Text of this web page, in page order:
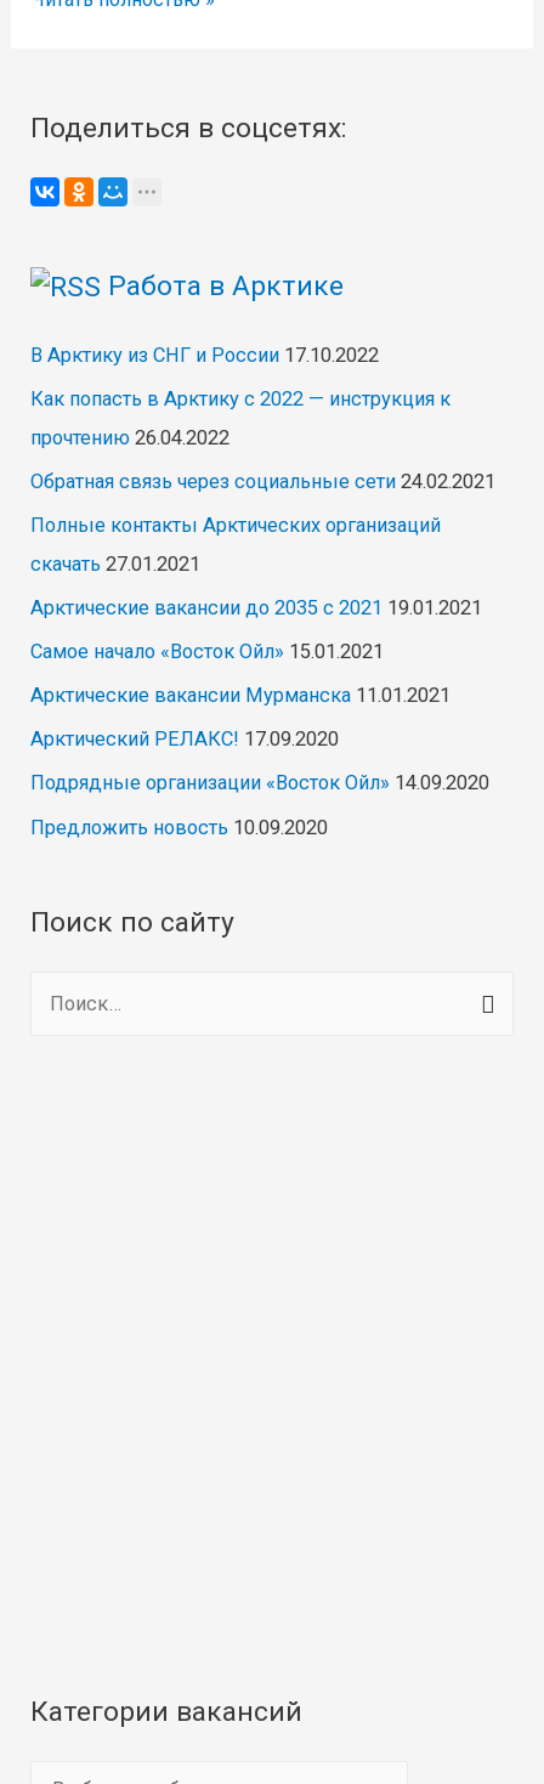
и
Бодайбо
работодателя,
вахтой
Поделиться в соцсетях:
Работа в Арктике
В Арктику из СНГ и России 17.10.2022
Как попасть в Арктику с 2022 — инструкция к
прочтению 26.04.2022
Обратная связь через социальные сети 24.02.2021
Полные контакты Арктических организаций
скачать 27.01.2021
Арктические вакансии до 2035 с 2021 19.01.2021
Самое начало «Восток Ойл» 15.01.2021
Арктические вакансии Мурманска 11.01.2021
Арктический РЕЛАКС! 17.09.2020
Подрядные организации «Восток Ойл» 14.09.2020
Предложить новость 10.09.2020
Поиск по сайту
Категории вакансий